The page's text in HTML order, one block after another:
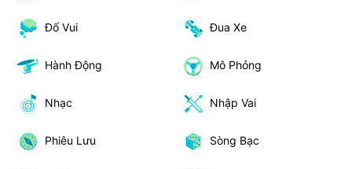
Đố Vui Đua Xe
Hành Động Mô Phỏng
Nhạc Nhập Vai
Phiêu Lưu Sòng Bạc